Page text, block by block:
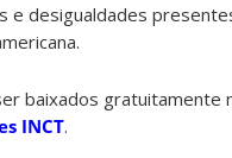
e desigualdades
baixados gratuitamente
INCT.